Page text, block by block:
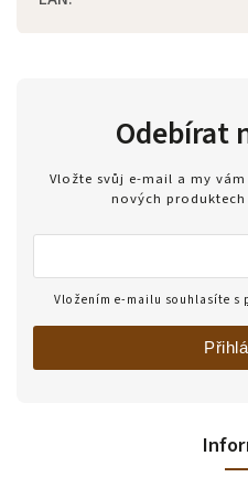
Odebírat
Vložte svůj e-mail a my
nových
Vložením e-mailu souhlasíte s